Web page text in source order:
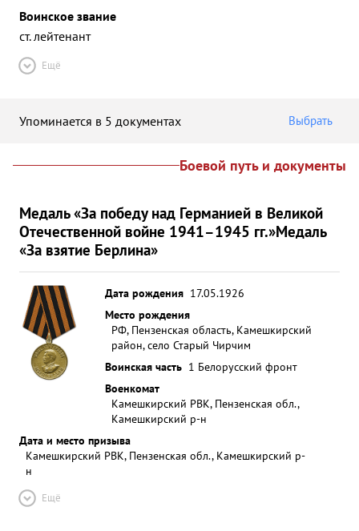
Воинское звание
ст. лейтенант
Ещё
Упоминается в 5 документах Выбрать
Боевой путь и документы
Медаль «За победу над Германией в Великой
Отечественной войне 1941–1945 гг.»Медаль
«За взятие Берлина»
Дата рождения 17.05.1926
Место рождения
РФ, Пензенская область, Камешкирский
район, село Старый Чирчим
Воинская часть 1 Белорусский фронт
Военкомат
Камешкирский РВК, Пензенская обл.,
Камешкирский р-н
Дата и место призыва
Камешкирский РВК, Пензенская обл., Камешкирский р-
н
Ещё